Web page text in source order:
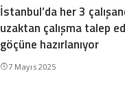
İstanbul’da her 3
uzaktan çalışma talep
göçüne hazırlanıyor
7 Mayıs 2025